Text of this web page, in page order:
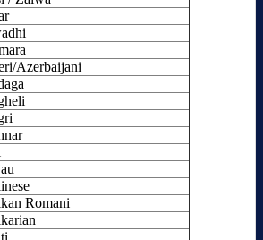
Azerbaijani
Romani